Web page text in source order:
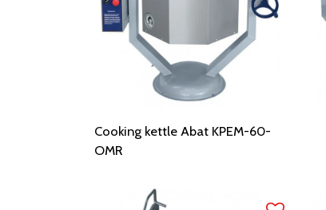
Cooking kettle Abat KPEM-60-
OMR